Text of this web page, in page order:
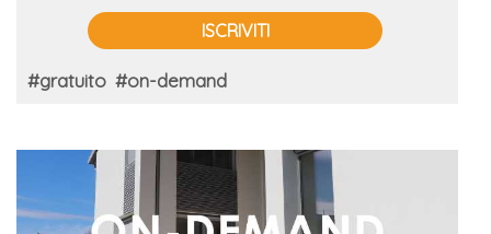
ISCRIVITI
#gratuito #on-demand